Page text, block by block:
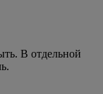
В отдельной